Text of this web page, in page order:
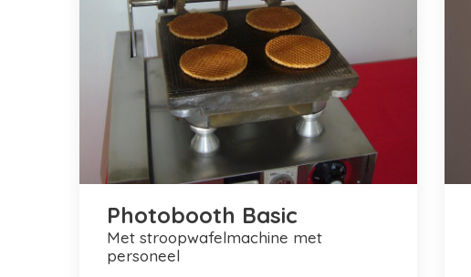
Photobooth Basic
met stroopwafelmachine met
personeel